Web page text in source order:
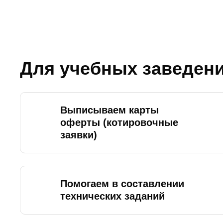
Для учебных
Выписываем карты
оферты (котировочные
заявки)
Помогаем в составлении
технических заданий